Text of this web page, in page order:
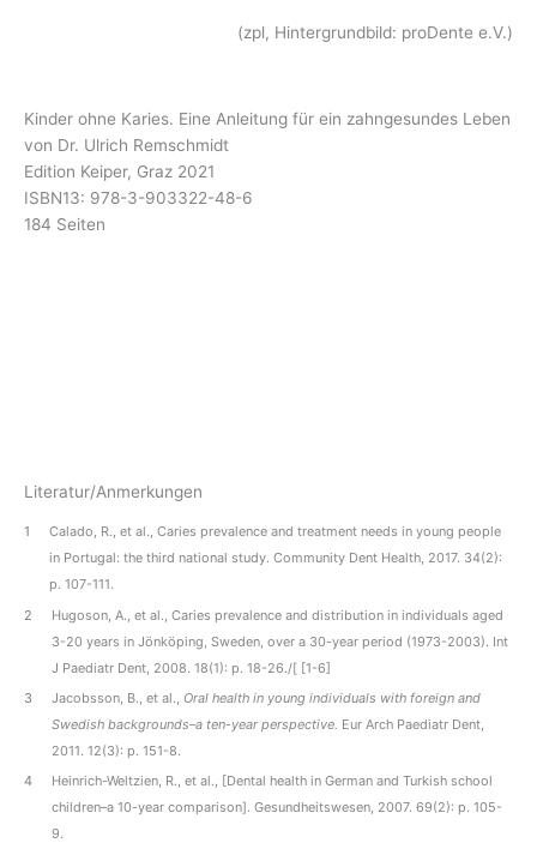
(zpl, Hintergrundbild: proDente e.V.)
Kinder ohne Karies. Eine Anleitung für ein zahngesundes Leben
von Dr. Ulrich Remschmidt
Edition Keiper, Graz 2021
ISBN13: 978-3-903322-48-6
184 Seiten
Literatur/Anmerkungen
1
Calado, R., et al., Caries prevalence and treatment needs in young people
in Portugal: the third national study. Community Dent Health, 2017. 34(2):
p. 107-111.
2
Hugoson, A., et al., Caries prevalence and distribution in individuals aged
3-20 years in Jönköping, Sweden, over a 30-year period (1973-2003). Int
J Paediatr Dent, 2008. 18(1): p. 18-26./[ [1-6]
3
Jacobsson, B., et al.,Oral health in young individuals with foreign and
Swedish backgrounds–a ten-year perspective. Eur Arch Paediatr Dent,
2011. 12(3): p. 151-8.
4
Heinrich-Weltzien, R., et al., [Dental health in German and Turkish school
children–a 10-year comparison]. Gesundheitswesen, 2007. 69(2): p. 105-
9.